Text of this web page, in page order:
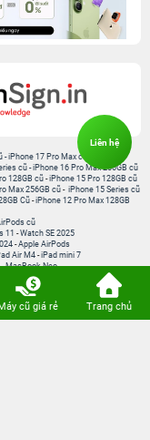
-iPhone 17 Pro Max cũ
cũ - iPhone 16 Pro Max 256GB cũ
128GB cũ -iPhone 15 Pro 128GB cũ
Max 256GB cũ - iPhone 15 Series cũ
Cũ -iPhone 12 Pro Max 128GB
cũ
11 -Watch SE 2025
-Apple AirPods
Air M4-iPad mini 7
-MacBook Neo
cũ giá rẻ Trang chủ
Liên hệ